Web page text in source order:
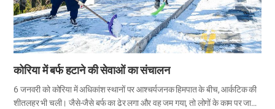
कोरिया में बर्फ हटाने की सेवाओं का संचालन
6 जनवरी को कोरिया में अधिकांश स्थानों पर आश्चर्यजनक हिमपात के बीच, आर्कटिक की
शीतलहर भी चली। जैसे-जैसे बर्फ का ढेर लगा और वह जम गया, तो लोगों के काम पर जाने